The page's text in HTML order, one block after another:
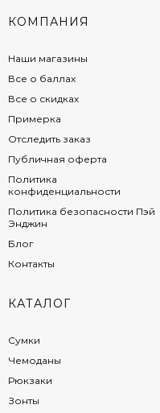
КОМПАНИЯ
Наши магазины
Все о баллах
Все о скидках
Примерка
Отследить заказ
Публичная оферта
Политика
конфиденциальности
Политика безопасности Пэй
Энджин
Блог
Контакты
КАТАЛОГ
Сумки
Чемоданы
Рюкзаки
Зонты